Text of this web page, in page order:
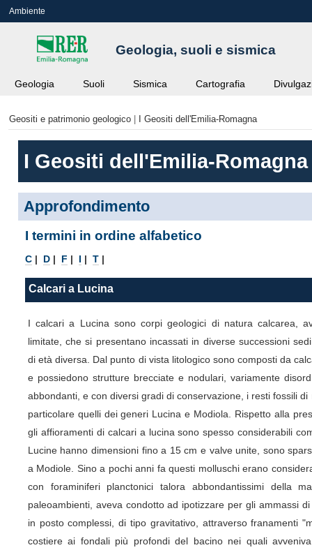
Ambiente
Geologia, suoli e sismica
Geologia Suoli Sismica Cartografia
Geositi e patrimonio geologico I Geositi dell'Emilia-Romagna
I Geositi dell'Emilia-Romagna
Approfondimento
I termini in ordine alfabetico
C | D | F | I | T |
Calcari a Lucina
I calcari a Lucina sono corpi geologici di natura calcarea,
limitate, che si presentano incassati in diverse successioni
di età diversa. Dal punto di vista litologico sono composti da
e possiedono strutture brecciate e nodulari, variamente
abbondanti, e con diversi gradi di conservazione, i resti fossili
particolare quelli dei generi Lucina e Modiola. Rispetto alla
gli affioramenti di calcari a lucina sono spesso considerabili
Lucine hanno dimensioni fino a 15 cm e valve unite, sono
a Modiole. Sino a pochi anni fa questi molluschi erano
con foraminiferi planctonici talora abbondantissimi della
paleoambienti, aveva condotto ad ipotizzare per gli ammassi
in posto complessi, di tipo gravitativo, attraverso franamenti
costiere ai fondali più profondi del bacino nei quali